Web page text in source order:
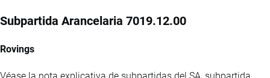
Subpartida Arancelaria 7019.12.00
Rovings